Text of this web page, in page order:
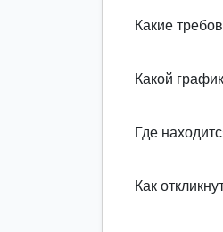
Какие
Какой
Где
Как